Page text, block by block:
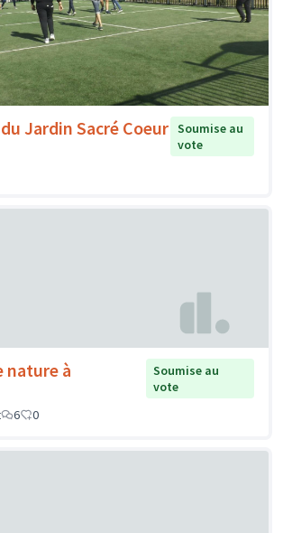
Jardin Sacré Coeur Soumise au
vote
nature à
Soumise au
vote
6 0